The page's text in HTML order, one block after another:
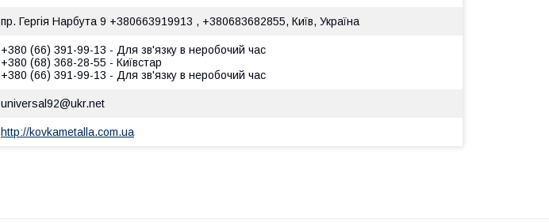
пр. Гергія Нарбута 9 +380663919913 , +380683682855, Київ, Україна
+380 (66) 391-99-13
Для зв'язку в неробочий час
+380 (68) 368-28-55
Київстар
+380 (66) 391-99-13
Для зв'язку в неробочий час
universal92@ukr.net
http://kovkametalla.com.ua